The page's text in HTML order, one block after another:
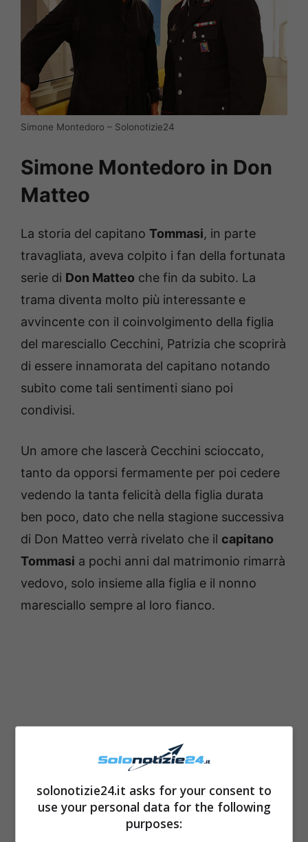
Simone Montedoro – Solonotizie24
Simone Montedoro in Don
Matteo
La storia del capitano Tommasi, in parte
travagliata, aveva colpito i fan della fortunata
serie di Don Matteo che fin da subito. La
trama diventa molto più interessante e
avvincente con il coinvolgimento della figlia
del maresciallo Cecchini, Patrizia che scoprirà
di essere innamorata del capitano notando
subito come tali sentimenti siano poi
condivisi.
Un amore che lascerà Cecchini scioccato,
tanto da opporsi fermamente per poi cedere
vedendo la tanta felicità della figlia durata
ben poco, dato che nella stagione successiva
di Don Matteo verrà rivelato che il capitano
Tommasi a pochi anni dal matrimonio rimarrà
vedovo, solo insieme alla figlia e il nonno
maresciallo sempre al loro fianco.
solonotizie24.it asks for your consent to
use your personal data for the following
purposes: